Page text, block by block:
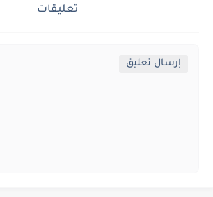
تعليقات
إرسال تعليق